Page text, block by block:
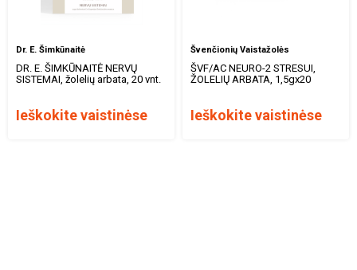
Dr. E. Šimkūnaitė
DR. E. ŠIMKŪNAITĖ NERVŲ
SISTEMAI, žolelių arbata, 20 vnt.
Ieškokite vaistinėse
Švenčionių Vaistažolės
ŠVF/AC NEURO-2 STRESUI,
ŽOLELIŲ ARBATA, 1,5gx20
Ieškokite vaistinėse